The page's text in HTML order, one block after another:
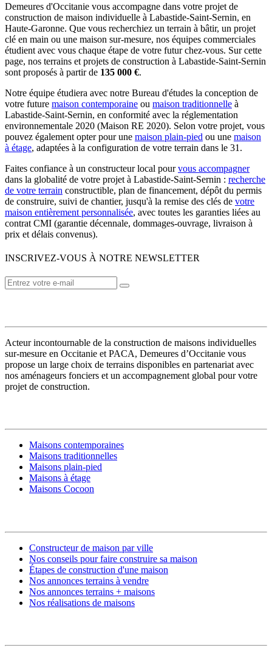
Demeures d'Occitanie vous accompagne dans votre projet de
construction de maison individuelle à Labastide-Saint-Sernin, en
Haute-Garonne. Que vous recherchiez un terrain à bâtir, un projet
clé en main ou une maison sur-mesure, nos équipes commerciales
étudient avec vous chaque étape de votre futur chez-vous. Sur cette
page, nos terrains et projets de construction à Labastide-Saint-Sernin
sont proposés à partir de 135 000 €.
Notre équipe étudiera avec notre Bureau d'études la conception de
votre future maison contemporaine ou maison traditionnelle à
Labastide-Saint-Sernin, en conformité avec la réglementation
environnementale 2020 (Maison RE 2020). Selon votre projet, vous
pouvez également opter pour une maison plain-pied ou une maison
à étage, adaptées à la configuration de votre terrain dans le 31.
Faites confiance à un constructeur local pourvous accompagner
dans la globalité de votre projet à Labastide-Saint-Sernin : recherche
de votre terrain constructible, plan de financement, dépôt du permis
de construire, suivi de chantier, jusqu'à la remise des clés de votre
maison entièrement personnalisée, avec toutes les garanties liées au
contrat CMI (garantie décennale, dommages-ouvrage, livraison à
prix et délais convenus).
INSCRIVEZ-VOUS À NOTRE NEWSLETTER
Acteur incontournable de la construction de maisons individuelles
sur-mesure en Occitanie et PACA, Demeures d’Occitanie vous
propose un large choix de terrains disponibles en partenariat avec
nos aménageurs fonciers et un accompagnement global pour votre
projet de construction.
Maisons contemporaines
Maisons traditionnelles
Maisons plain-pied
Maisons à étage
Maisons Cocoon
Constructeur de maison par ville
Nos conseils pour faire construire sa maison
Étapes de construction d'une maison
Nos annonces terrains à vendre
Nos annonces terrains + maisons
Nos réalisations de maisons